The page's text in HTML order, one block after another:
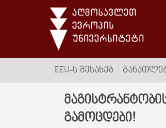
EEU-Ს ᲨᲔᲡᲐᲮᲔᲑ
გამოცდები!